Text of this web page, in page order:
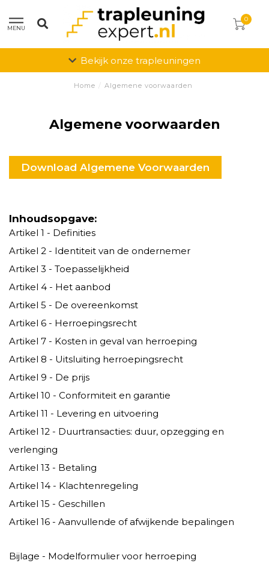
MENU
0
Bekijk onze trapleuningen
Home / Algemene voorwaarden
Algemene voorwaarden
Download Algemene Voorwaarden
Inhoudsopgave:
Artikel 1 - Definities
Artikel 2 - Identiteit van de ondernemer
Artikel 3 - Toepasselijkheid
Artikel 4 - Het aanbod
Artikel 5 - De overeenkomst
Artikel 6 - Herroepingsrecht
Artikel 7 - Kosten in geval van herroeping
Artikel 8 - Uitsluiting herroepingsrecht
Artikel 9 - De prijs
Artikel 10 - Conformiteit en garantie
Artikel 11 - Levering en uitvoering
Artikel 12 - Duurtransacties: duur, opzegging en
verlenging
Artikel 13 - Betaling
Artikel 14 - Klachtenregeling
Artikel 15 - Geschillen
Artikel 16 - Aanvullende of afwijkende bepalingen
Bijlage - Modelformulier voor herroeping